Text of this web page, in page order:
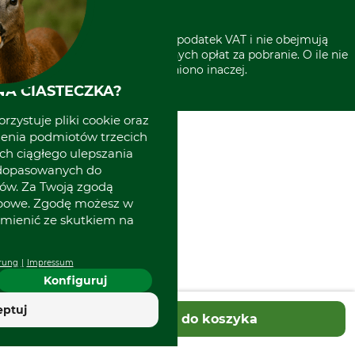
Dodaj do koszyka
* Wszystkie ceny zawierają podatek VAT i nie obejmują
kosztów wysyłki lub ewentualnych opłat za pobranie. O ile nie
wyszczególniono inaczej.
CIASTECZKA?
pliki cookie oraz
podmiotów trzecich
ciągłego ulepszania
do
Za Twoją zgodą
Zgodę możesz w
ze skutkiem na
Impressum
Konfiguruj